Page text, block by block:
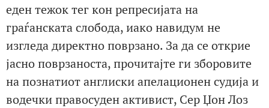
еден тежок тег кон репресијата на
граѓанската слобода, иако навидум не
изгледа директно поврзано. За да се открие
јасно поврзаноста, прочитајте ги зборовите
на познатиот англиски апелационен судија и
водечки правосуден активист, Сер Џон Лоз